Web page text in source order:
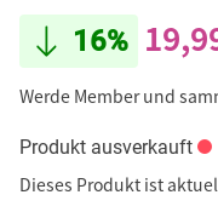
16%
Werde Member und
Produkt ausverkauft
Dieses Produkt ist